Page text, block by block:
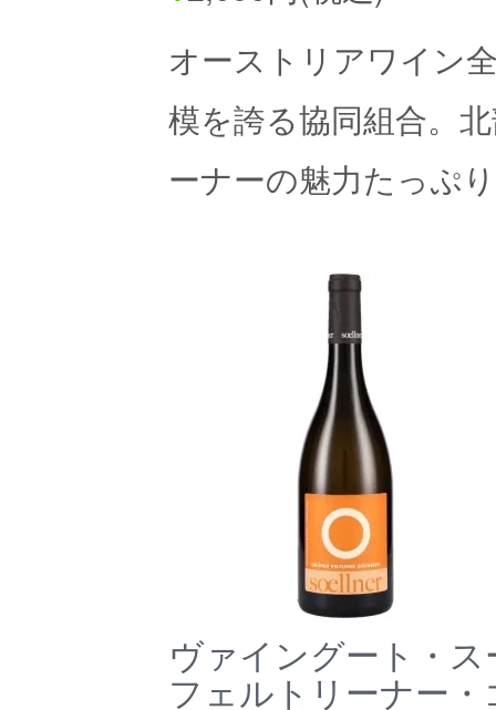
オーストリアワイン
模を誇る協同組合。
ーナーの魅力たっぷ
ヴァイングート・
フェルトリーナー